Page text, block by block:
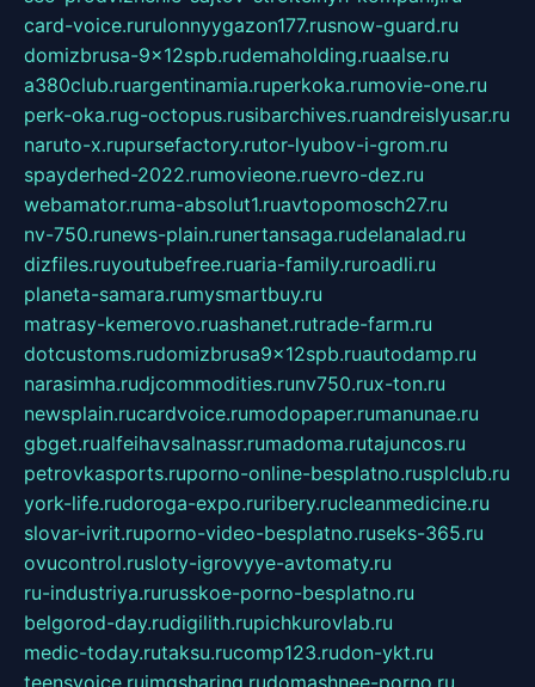
card-voice.rurulonnyygazon177.rusnow-guard.ru
domizbrusa-9x12spb.rudemaholding.ruaalse.ru
a380club.ruargentinamia.ruperkoka.rumovie-one.ru
perk-oka.rug-octopus.rusibarchives.ruandreislyusar.ru
naruto-x.rupursefactory.rutor-lyubov-i-grom.ru
spayderhed-2022.rumovieone.ruevro-dez.ru
webamator.ruma-absolut1.ruavtopomosch27.ru
nv-750.runews-plain.runertansaga.rudelanalad.ru
dizfiles.ruyoutubefree.ruaria-family.ruroadli.ru
planeta-samara.rumysmartbuy.ru
matrasy-kemerovo.ruashanet.rutrade-farm.ru
dotcustoms.rudomizbrusa9x12spb.ruautodamp.ru
narasimha.rudjcommodities.runv750.rux-ton.ru
newsplain.rucardvoice.rumodopaper.rumanunae.ru
gbget.rualfeihavsalnassr.rumadoma.rutajuncos.ru
petrovkasports.ruporno-online-besplatno.rusplclub.ru
york-life.rudoroga-expo.ruribery.rucleanmedicine.ru
slovar-ivrit.ruporno-video-besplatno.ruseks-365.ru
ovucontrol.rusloty-igrovyye-avtomaty.ru
ru-industriya.rurusskoe-porno-besplatno.ru
belgorod-day.rudigilith.rupichkurovlab.ru
medic-today.rutaksu.rucomp123.rudon-ykt.ru
teensvoice.ruimgsharing.rudomashnee-porno.ru